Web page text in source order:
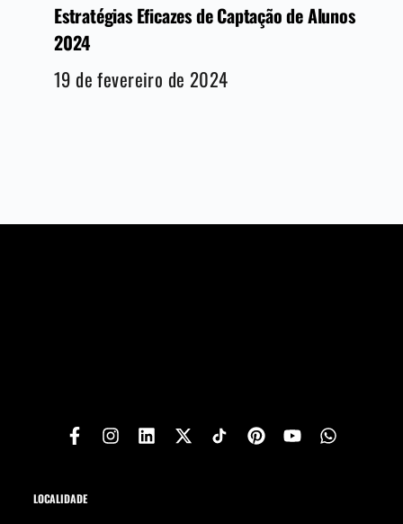
Estratégias Eficazes de Captação de Alunos
2024
19 de fevereiro de 2024
LOCALIDADE